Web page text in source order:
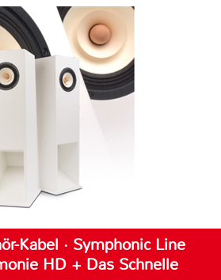
Kabel · Symphonic Line
HD + Das Schnelle